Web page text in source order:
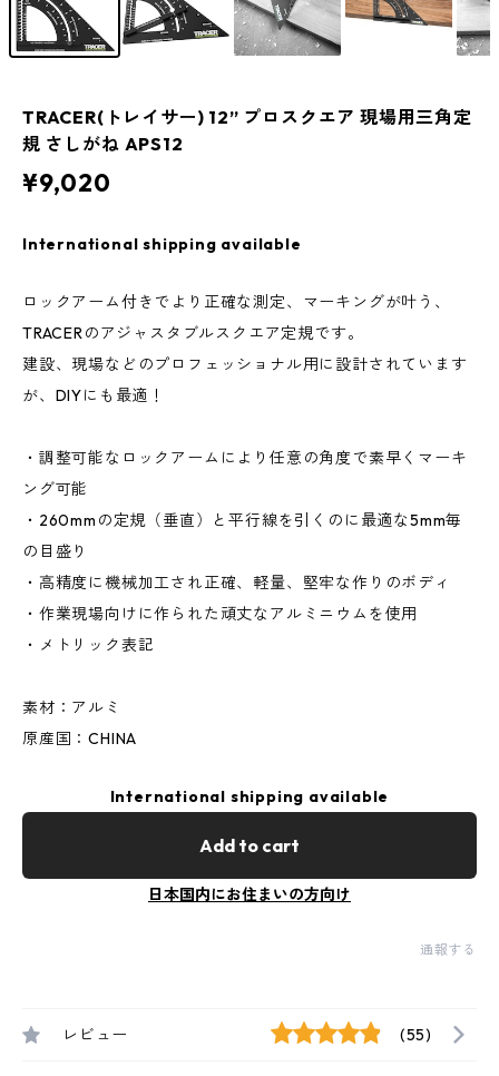
TRACER(トレイサー) 12” プロスクエア 現場用三角定
規 さしがね APS12
¥9,020
International shipping available
ロックアーム付きでより正確な測定、マーキングが叶う、
TRACERのアジャスタブルスクエア定規です。
建設、現場などのプロフェッショナル用に設計されています
が、DIYにも最適！
・調整可能なロックアームにより任意の角度で素早くマーキ
ング可能
・260mmの定規（垂直）と平行線を引くのに最適な5mm毎
の目盛り
・高精度に機械加工され正確、軽量、堅牢な作りのボディ
・作業現場向けに作られた頑丈なアルミニウムを使用
・メトリック表記
素材：アルミ
原産国：CHINA
International shipping available
Add to cart
日本国内にお住まいの方向け
通報する
レビュー (55)